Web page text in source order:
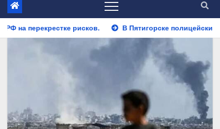
В Пятигорске полицейские задержали закладчика,